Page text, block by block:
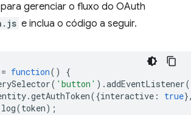
gerenciar o fluxo do OAuth
e inclua o código a seguir.
= function()
{
( 'button' ).addEventListener(
.getAuthToken({interactive : true
log(token);